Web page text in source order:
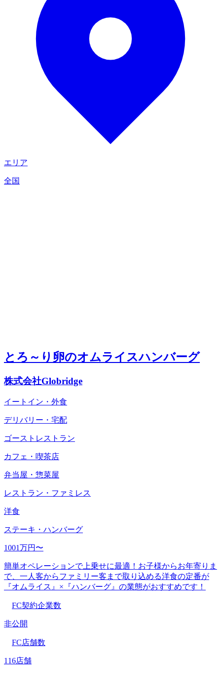
エリア
全国
とろ～り卵のオムライスハンバーグ
株式会社Globridge
イートイン・外食
デリバリー・宅配
ゴーストレストラン
カフェ・喫茶店
弁当屋・惣菜屋
レストラン・ファミレス
洋食
ステーキ・ハンバーグ
1001万円〜
簡単オペレーションで上乗せに最適！お子様からお年寄りま
で、一人客からファミリー客まで取り込める洋食の定番が
『オムライス』×『ハンバーグ』の業態がおすすめです！
FC契約企業数
非公開
FC店舗数
116店舗